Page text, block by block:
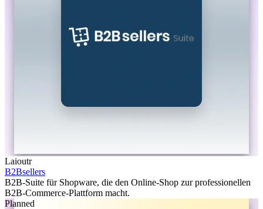
Laioutr
B2Bsellers
B2B-Suite für Shopware, die den Online-Shop zur professionellen
B2B-Commerce-Plattform macht.
Planned